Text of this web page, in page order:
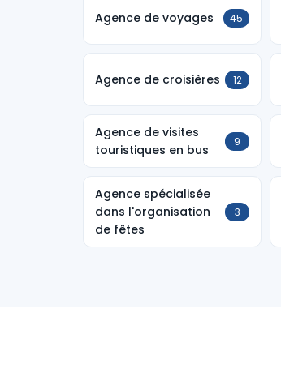
Agence de voyages 45
Agence de croisières 12
Agence de visites
touristiques en bus
9
Agence spécialisée
dans l'organisation
de fêtes
3